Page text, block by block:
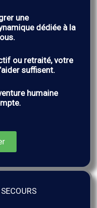
une
dédiée à la
ou retraité, votre
suffisent.
humaine